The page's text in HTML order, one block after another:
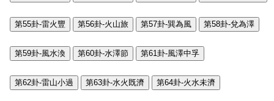
第55卦-雷火豐 第56卦-火山旅 第57卦-巽為風 第58卦-兌為澤
第59卦-風水渙 第60卦-水澤節 第61卦-風澤中孚
第62卦-雷山小過 第63卦-水火既濟 第64卦-火水未濟